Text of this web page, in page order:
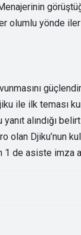
olumlu yönde
ile ilk teması
alındığı
olan Djiku’nun
de asiste imza